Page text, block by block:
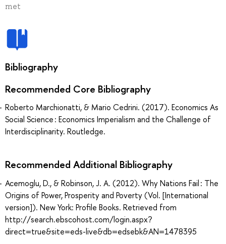
met
Bibliography
Recommended Core Bibliography
Roberto Marchionatti, & Mario Cedrini. (2017). Economics As
Social Science : Economics Imperialism and the Challenge of
Interdisciplinarity. Routledge.
Recommended Additional Bibliography
Acemoglu, D., & Robinson, J. A. (2012). Why Nations Fail : The
Origins of Power, Prosperity and Poverty (Vol. [International
version]). New York: Profile Books. Retrieved from
http://search.ebscohost.com/login.aspx?
direct=true&site=eds-live&db=edsebk&AN=1478395